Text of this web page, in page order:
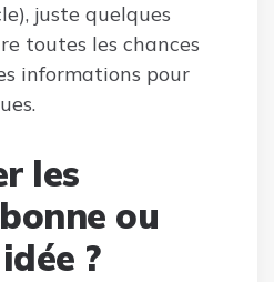
juste quelques
toutes les chances
informations pour
les
ou
?